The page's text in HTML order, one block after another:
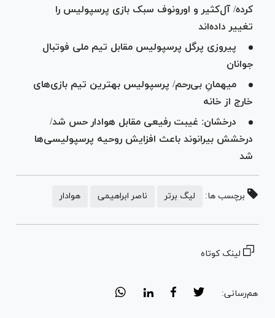
کرده/ آل‌کثیر و اورونوف سبک بازی پرسپولیس را
تغییر داده‌اند
پیروزی پرگل پرسپولیس مقابل تیم ملی فوتبال
جوانان
میهمانِ بی‌رحم/ پرسپولیس بهترین تیم بازی‌های
خارج از خانه
درخشان: غیبت رفیعی مقابل هوادار حس شد/
درخشش بیرانوند باعث افزایش روحیه پرسپولیسی‌ها
شد
برچسب ها: لیگ برتر ناصر ابراهیمی هوادار
لینک کوتاه
هم‌رسانی: